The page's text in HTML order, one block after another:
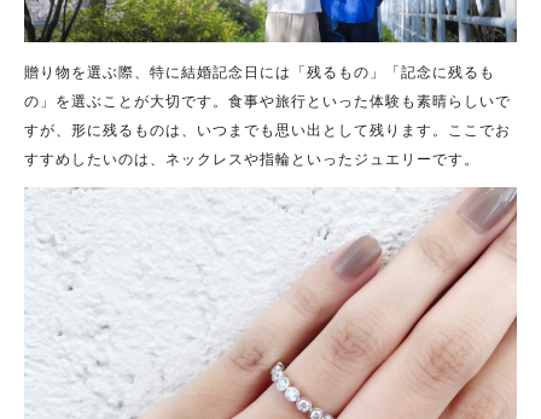
贈り物を選ぶ際、特に結婚記念日には「残るもの」「記念に残るも
の」を選ぶことが大切です。食事や旅行といった体験も素晴らしいで
すが、形に残るものは、いつまでも思い出として残ります。ここでお
すすめしたいのは、ネックレスや指輪といったジュエリーです。